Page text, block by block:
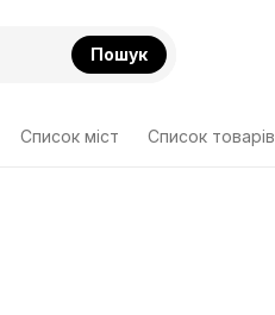
Пошук
Cписок міст Список товарів